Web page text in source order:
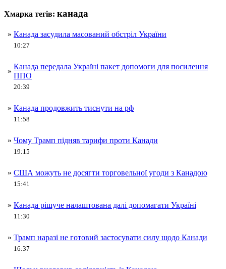
Хмарка тегів: канада
» Канада засудила масований обстріл України
10:27
»
Канада передала Україні пакет допомоги для посилення
ППО
20:39
» Канада продовжить тиснути на рф
11:58
» Чому Трамп підняв тарифи проти Канади
19:15
» США можуть не досягти торговельної угоди з Канадою
15:41
» Канада рішуче налаштована далі допомагати Україні
11:30
» Трамп наразі не готовий застосувати силу щодо Канади
16:37